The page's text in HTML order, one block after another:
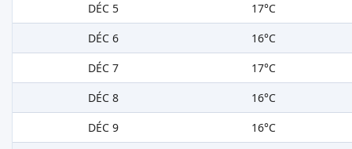
DÉC 5
17°C
DÉC 6
16°C
DÉC 7
17°C
DÉC 8
16°C
DÉC 9
16°C